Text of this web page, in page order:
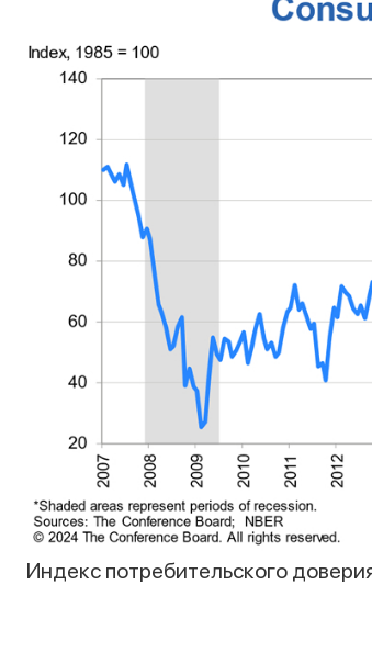
Индекс потребительского